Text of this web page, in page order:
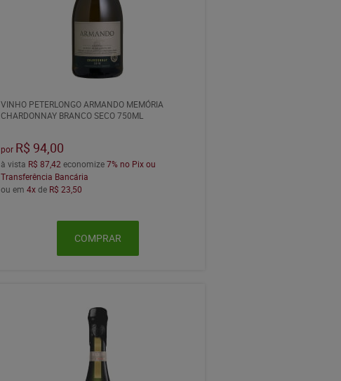
VINHO PETERLONGO ARMANDO MEMÓRIA
CHARDONNAY BRANCO SECO 750ML
por R$ 94,00
à vista R$ 87,42 economize7% no Pix ou
Transferência Bancária
ou em4xde R$ 23,50
COMPRAR